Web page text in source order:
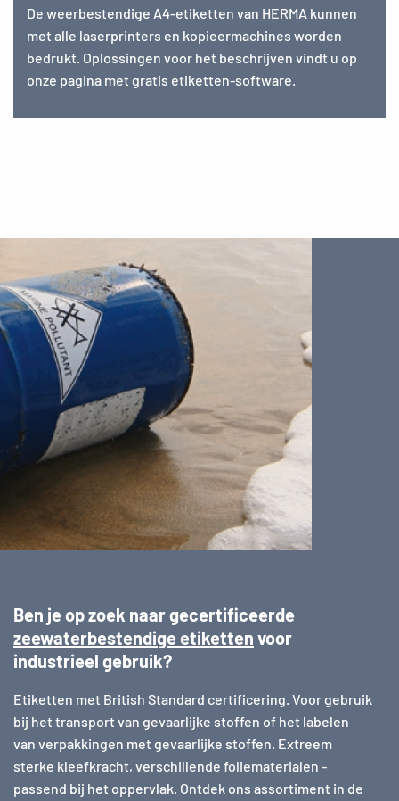
De weerbestendige A4-etiketten van HERMA kunnen
met alle laserprinters en kopieermachines worden
bedrukt. Oplossingen voor het beschrijven vindt u op
onze pagina met gratis etiketten-software.
Ben je op zoek naar gecertificeerde
zeewaterbestendige etiketten voor
industrieel gebruik?
Etiketten met British Standard certificering. Voor gebruik
bij het transport van gevaarlijke stoffen of het labelen
van verpakkingen met gevaarlijke stoffen. Extreem
sterke kleefkracht, verschillende foliematerialen -
passend bij het oppervlak. Ontdek ons assortiment in de